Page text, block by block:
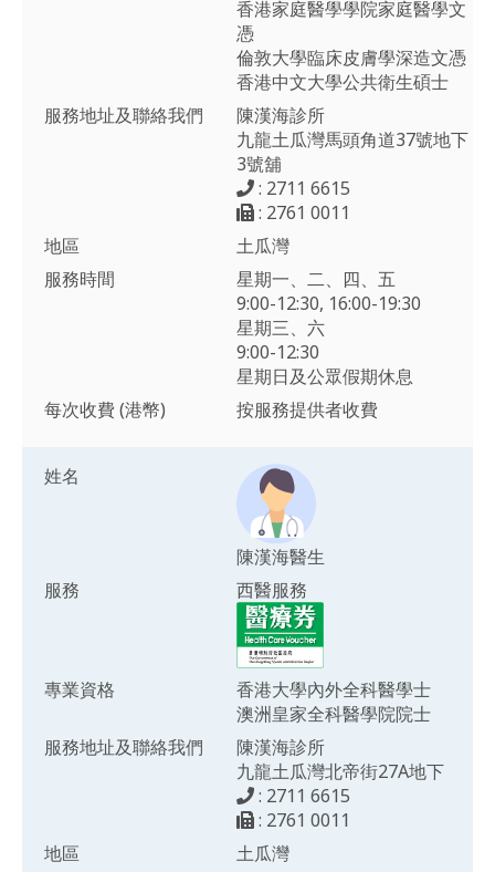
香港家庭醫學學院家庭醫學文
憑
倫敦大學臨床皮膚學深造文憑
香港中文大學公共衛生碩士
服務地址及聯絡我們
陳漢海診所
九龍土瓜灣馬頭角道37號地下
3號舖
: 2711 6615
: 2761 0011
地區
土瓜灣
服務時間
星期一、二、四、五
9:00-12:30, 16:00-19:30
星期三、六
9:00-12:30
星期日及公眾假期休息
每次收費 (港幣)
按服務提供者收費
姓名
陳漢海醫生
服務
西醫服務
專業資格
香港大學內外全科醫學士
澳洲皇家全科醫學院院士
服務地址及聯絡我們
陳漢海診所
九龍土瓜灣北帝街27A地下
: 2711 6615
: 2761 0011
地區
土瓜灣